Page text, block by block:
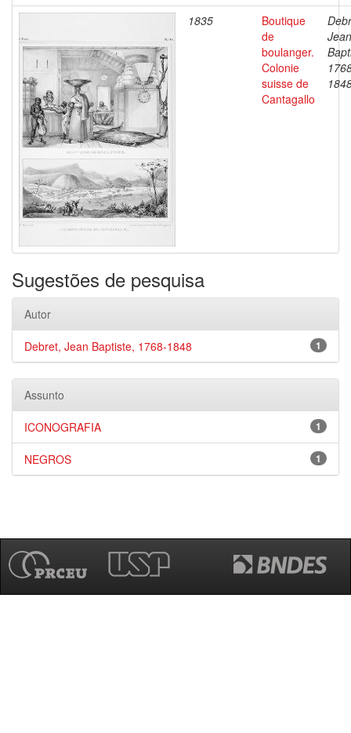
1835
Boutique
de
boulanger.
Colonie
suisse de
Cantagallo
Jean
Sugestões de pesquisa
Autor
1
Debret, Jean Baptiste, 1768-1848
Assunto
1
ICONOGRAFIA
1
NEGROS